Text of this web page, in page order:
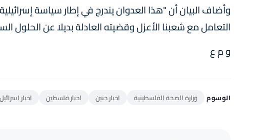
وأضاف البيان أن "هذا العدوان يندرج في إطار سياسة
التعامل مع شعبنا الأعزل وقضيته العادلة بديلا عن الحلول
و م ع
الوسوم وزارة الصحة الفلسطينية اخبار جنين اخبار فلسطين اخبار اسرائيل